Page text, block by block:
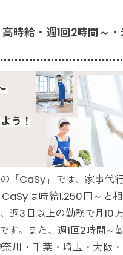
高時給・週1回2時間～
「CaSy」では、家事代
は時給1,250円～と
週3日以上の勤務で月10
す。また、週1回2時間～
川・千葉・埼玉・大阪